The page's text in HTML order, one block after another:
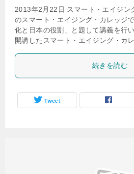
2013年2月22日 スマート・エイジン
のスマート・エイジング・カレッジ
化と日本の役割」と題して講義を行
開講したスマート・エイジング・カ
続きを読む
Tweet